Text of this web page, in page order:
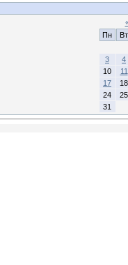
Пн
Вт
3
4
10
11
17
18
24
25
31